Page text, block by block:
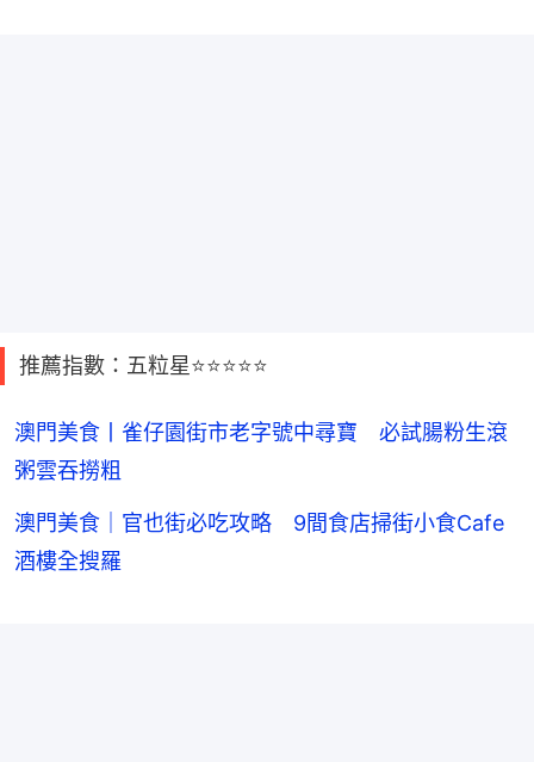
推薦指數：五粒星⭐️⭐️⭐️⭐️⭐️
澳門美食丨雀仔園街市老字號中尋寶 必試腸粉生滾
粥雲吞撈粗
澳門美食｜官也街必吃攻略 9間食店掃街小食Cafe
酒樓全搜羅